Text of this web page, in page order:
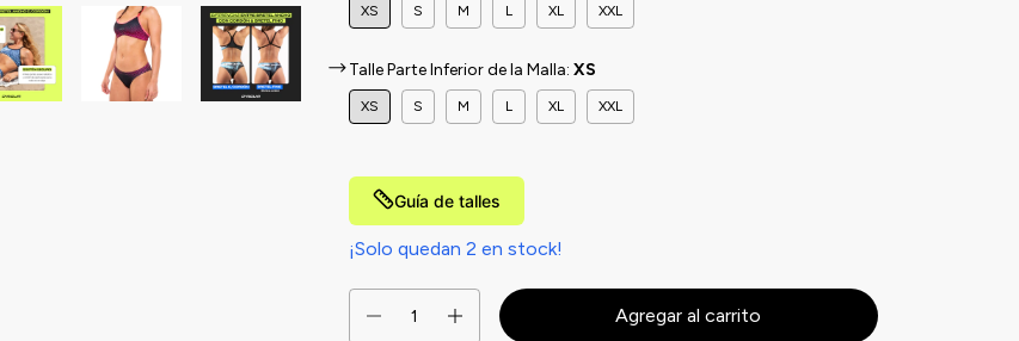
XS S M L XL XXL
Talle Parte Inferior de la Malla: XS
XS S M L XL XXL
Guía de talles
¡Solo quedan 2 en stock!